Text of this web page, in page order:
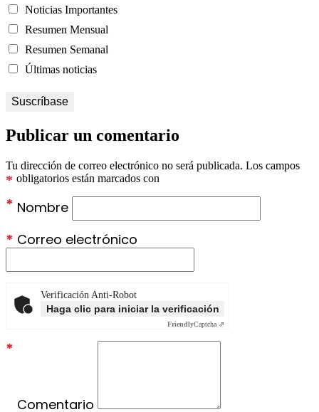
Noticias Importantes
Resumen Mensual
Resumen Semanal
Últimas noticias
Publicar un comentario
Tu dirección de correo electrónico no será publicada. Los campos
obligatorios están marcados con
*
Nombre
*
Correo electrónico
*
Verificación Anti-Robot
Haga clic para iniciar la verificación
FriendlyCaptcha ⇗
Comentario
*